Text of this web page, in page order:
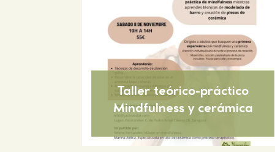
Taller teórico-práctico
Mindfulness y cerámica